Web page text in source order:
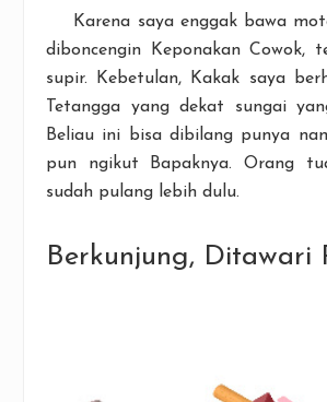
Karena saya enggak bawa
diboncengin Keponakan Cowok,
supir. Kebetulan, Kakak saya
Tetangga yang dekat sungai
Beliau ini bisa dibilang punya
pun ngikut Bapaknya. Orang
sudah pulang lebih dulu.
Berkunjung, Ditawari